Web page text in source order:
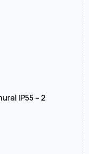
IP55 – 2